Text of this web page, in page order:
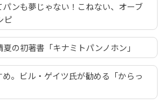
ンも夢じゃない！こねない、オーブ
ピ
の初著書「キナミトパンノホン」
。ビル・ゲイツ氏が勧める「からっ